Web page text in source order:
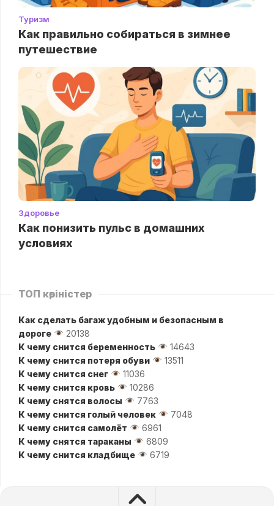
Туризм
Как правильно собираться в зимнее
путешествие
Здоровье
Как понизить пульс в домашних
условиях
ТОП көріністер
Как сделать багаж удобным и безопасным в
дороге
20138
К чему снится беременность
14643
К чему снится потеря обуви
13511
К чему снится снег
11036
К чему снится кровь
10286
К чему снятся волосы
7763
К чему снится голый человек
7048
К чему снится самолёт
6961
К чему снятся тараканы
6809
К чему снится кладбище
6719